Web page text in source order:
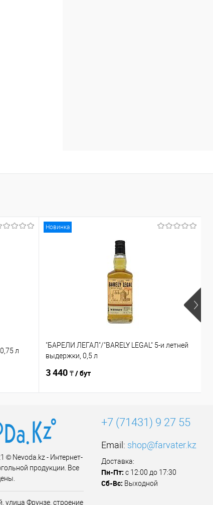
л
Новинка
"БАРЕЛИ ЛЕГАЛ"/"BARELY LEGAL" 5-и летней
выдержки, 0,5 л
3 440 ₸ / бут
© Nevoda.kz - Интернет-
продукции. Все
улица Фрунзе, строение
+7 (71431) 9 27 55
Email: shop@farvater.kz
Доставка:
Пн-Пт: с 12:00 до 17:30
Сб-Вс: Выходной